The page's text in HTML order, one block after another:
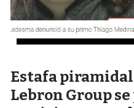
Estafa
Lebron Group